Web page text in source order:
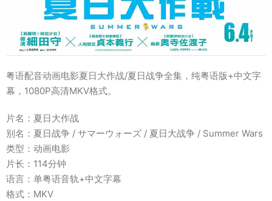
粤语配音动画电影夏日大作战/夏日战争全集，纯粤语版+中文字
幕，1080P高清MKV格式。
片名：夏日大作战
别名：夏日战争 / サマーウォーズ / 夏日大战争 / Summer Wars
类型：动画电影
片长：114分钟
语言：单粤语音轨+中文字幕
格式：MKV